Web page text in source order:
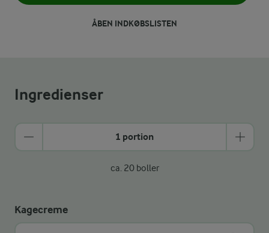
ÅBEN INDKØBSLISTEN
Ingredienser
1 portion
ca. 20 boller
Kagecreme